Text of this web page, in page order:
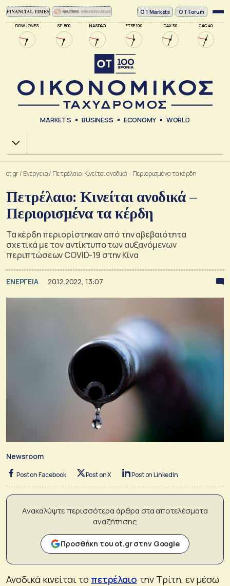
DOW JONES SP 500 NASDAQ FTSE 100 DAX 30 CAC 40
ΟΤ Markets OT Forum
MARKETS BUSINESS ECONOMY WORLD
Χ.Α.
ot.gr/ Ενέργεια/ Πετρέλαιο: Κινείται ανοδικά – Περιορισμένα τα κέρδη
Πετρέλαιο: Κινείται ανοδικά –
Περιορισμένα τα κέρδη
Τα κέρδη περιορίστηκαν από την αβεβαιότητα
σχετικά με τον αντίκτυπο των αυξανόμενων
περιπτώσεων COVID-19 στην Κίνα
ΕΝΕΡΓΕΙΑ 20.12.2022, 13:07
Newsroom
Post on Facebook Post on X Post on LinkedIn
Ανακαλύψτε περισσότερα άρθρα στα αποτελέσματα
αναζήτησης
Προσθήκη του ot.gr στην Google
Ανοδικά κινείται το πετρέλαιο την Τρίτη, εν μέσω